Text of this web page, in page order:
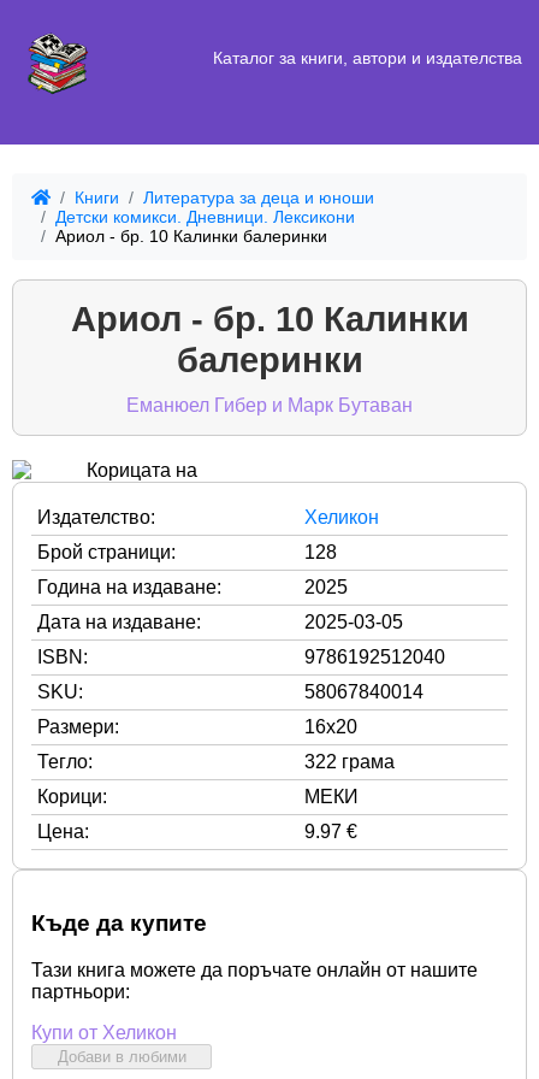
Каталог за книги, автори и издателства
Книги
Литература за деца и юноши
Детски комикси. Дневници. Лексикони
Ариол - бр. 10 Калинки балеринки
Ариол - бр. 10 Калинки
балеринки
Еманюел Гибер и Марк Бутаван
Издателство:
Хеликон
Брой страници:
128
Година на издаване:
2025
Дата на издаване:
2025-03-05
ISBN:
9786192512040
SKU:
58067840014
Размери:
16x20
Тегло:
322 грама
Корици:
МЕКИ
Цена:
9.97 €
Къде да купите
Тази книга можете да поръчате онлайн от нашите
партньори:
Купи от Хеликон
Добави в любими